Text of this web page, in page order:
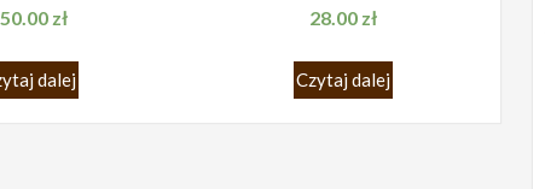
zł
dalej
28.00 zł
Czytaj dalej